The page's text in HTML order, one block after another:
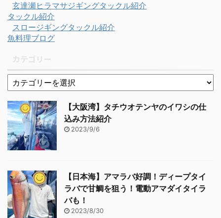
玄達瀬ヒラマサジギングタックル紹介
タックル紹介
スロージギングタックル紹介
魚料理ブログ
【大阪湾】タチウオテンヤのイワシの仕
込み方法紹介
2023/9/6
【日本海】アマラバ好調！ディープタイ
ラバで甘鯛を狙う！電動アマダイタイラ
バも！
2023/8/30